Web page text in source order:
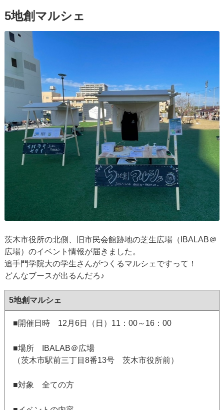
5地創マルシェ
茨木市役所の北側、旧市民会館跡地の芝生広場（IBALAB＠
広場）のイベント情報が届きました。
追手門学院大の学生さんがつくるマルシェですって！
どんなブースが出るんだろ♪
5地創マルシェ
■開催日時 12月6日（日）11：00～16：00
■場所 IBALAB＠広場
（茨木市駅前三丁目8番13号 茨木市役所前）
■対象 全ての方